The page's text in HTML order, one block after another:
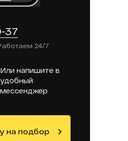
37
24/7
Или напишите в
удобный
мессенджер
на подбор